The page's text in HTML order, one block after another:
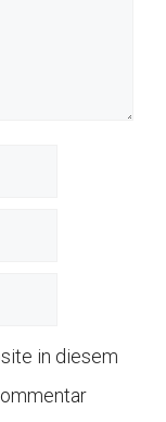
in diesem